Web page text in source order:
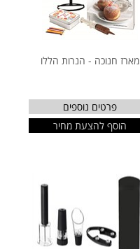
מארז חנוכה - הנרות הללו
פרטים נוספים
הוסף להצעת מחיר